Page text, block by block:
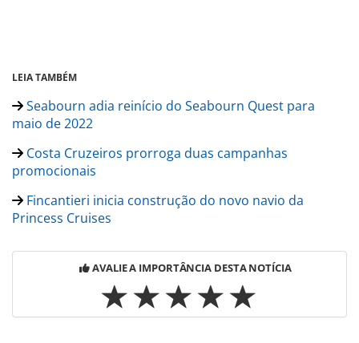
LEIA TAMBÉM
Seabourn adia reinício do Seabourn Quest para
maio de 2022
Costa Cruzeiros prorroga duas campanhas
promocionais
Fincantieri inicia construção do novo navio da
Princess Cruises
AVALIE A IMPORTÂNCIA DESTA NOTÍCIA